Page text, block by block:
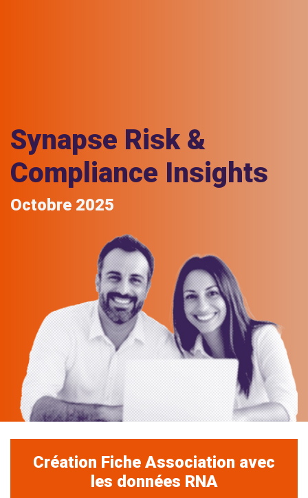
Synapse Risk &
Compliance Insights
Octobre 2025
Création Fiche Association avec
les données RNA